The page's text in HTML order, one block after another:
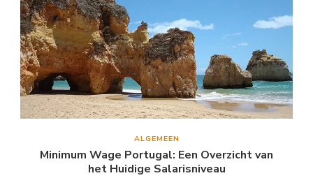
ALGEMEEN
Minimum Wage Portugal: Een Overzicht van
het Huidige Salarisniveau